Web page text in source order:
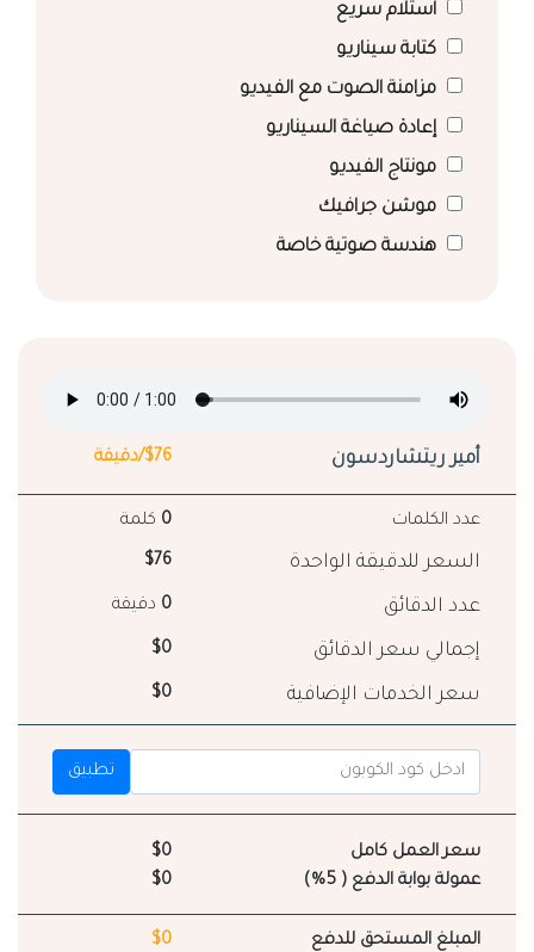
استلام سريع
كتابة سيناريو
مزامنة الصوت مع الفيديو
إعادة صياغة السيناريو
مونتاج الفيديو
موشن جرافيك
هندسة صوتية خاصة
أمير ريتشاردسون $76/دقيقة
عدد الكلمات 0 كلمة
السعر للدقيقة الواحدة $76
عدد الدقائق 0 دقيقة
إجمالي سعر الدقائق $0
سعر الخدمات الإضافية $0
تطبيق
سعر العمل كامل
$0
عمولة بوابة الدفع ( 5%)
$0
المبلغ المستحق للدفع $0